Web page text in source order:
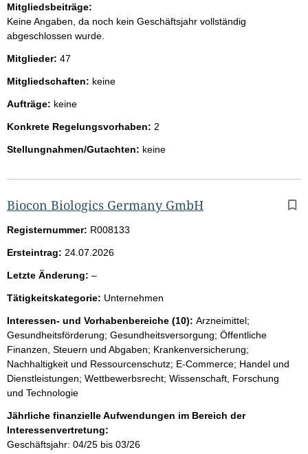
Mitgliedsbeiträge:
Keine Angaben, da noch kein Geschäftsjahr vollständig
abgeschlossen wurde.
Mitglieder: 47
Mitgliedschaften: keine
Aufträge: keine
Konkrete Regelungsvorhaben: 2
Stellungnahmen/Gutachten: keine
Biocon Biologics Germany GmbH
Registernummer: R008133
Ersteintrag: 24.07.2026
Letzte Änderung: –l
e
r
Tätigkeitskategorie: Unternehmen
Interessen- und Vorhabenbereiche (10): Arzneimittel;
Gesundheitsförderung; Gesundheitsversorgung; Öffentliche
Finanzen, Steuern und Abgaben; Krankenversicherung;
Nachhaltigkeit und Ressourcenschutz; E-Commerce; Handel und
Dienstleistungen; Wettbewerbsrecht; Wissenschaft, Forschung
und Technologie
Jährliche finanzielle Aufwendungen im Bereich der
Interessenvertretung:
Geschäftsjahr: 04/25 bis 03/26